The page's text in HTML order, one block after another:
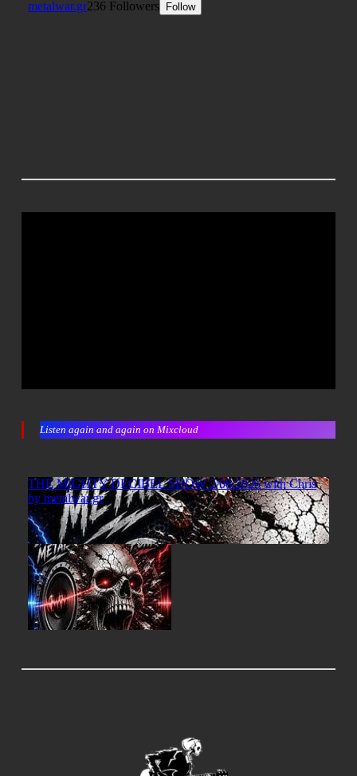
Listen again and again on Mixcloud